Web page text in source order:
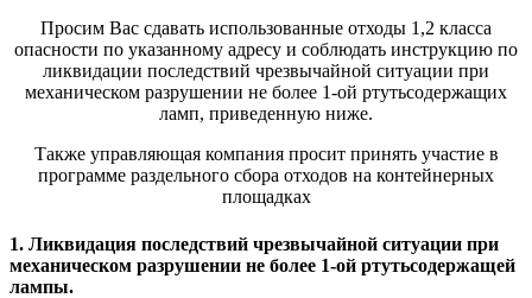
Просим Вас сдавать использованные отходы 1,2 класса
опасности по указанному адресу и соблюдать инструкцию по
ликвидации последствий чрезвычайной ситуации при
механическом разрушении не более 1-ой ртутьсодержащих
ламп, приведенную ниже.
Также управляющая компания просит принять участие в
программе раздельного сбора отходов на контейнерных
площадках
1. Ликвидация последствий чрезвычайной ситуации при
механическом разрушении не более 1-ой ртутьсодержащей
лампы.